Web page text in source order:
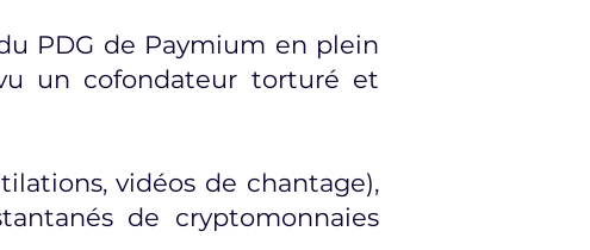
PDG de Paymium en plein
un cofondateur torturé et
vidéos de chantage),
de cryptomonnaies